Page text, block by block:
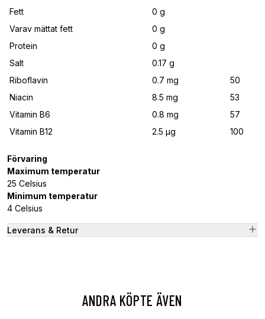
Fett
0 g
Varav mättat fett
0 g
Protein
0 g
Salt
0.17 g
Riboflavin
0.7 mg
50
Niacin
8.5 mg
53
Vitamin B6
0.8 mg
57
Vitamin B12
2.5 μg 100
Förvaring
Maximum temperatur
25 Celsius
Minimum temperatur
4 Celsius
Leverans & Retur
ANDRA KÖPTE ÄVEN